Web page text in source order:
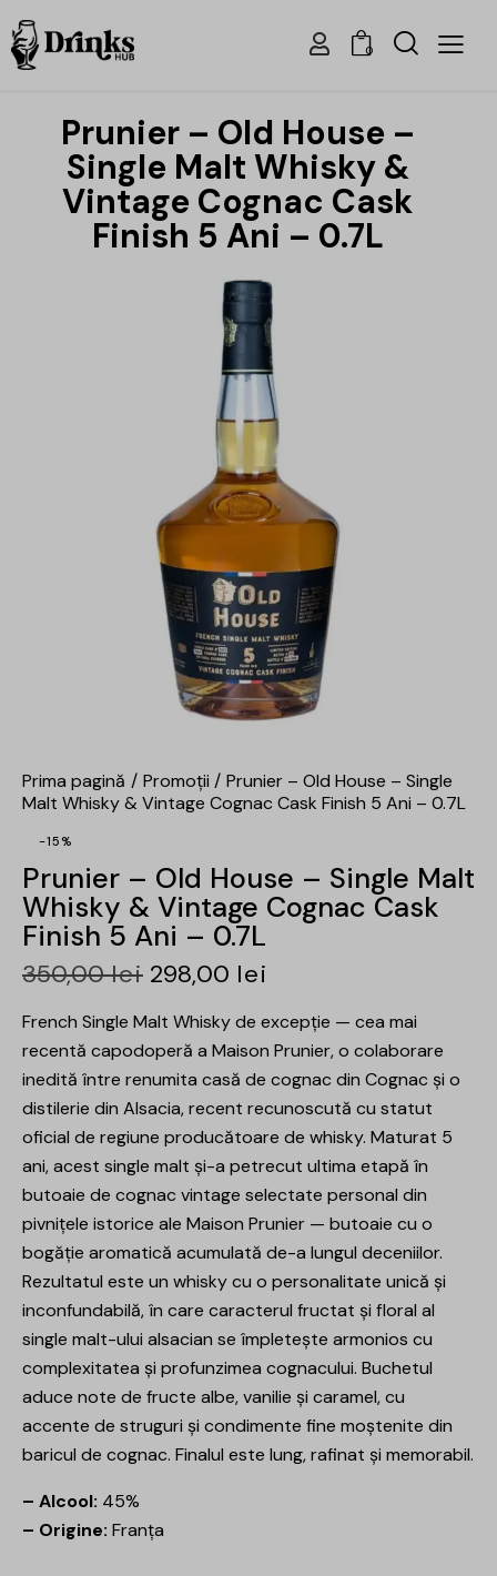
0
Prunier – Old House –
Single Malt Whisky &
Vintage Cognac Cask
Finish 5 Ani – 0.7L
Prima pagină Promoții
Prunier – Old House – Single
Malt Whisky & Vintage Cognac Cask Finish 5 Ani – 0.7L
-15%
Prunier – Old House – Single Malt
Whisky & Vintage Cognac Cask
Finish 5 Ani – 0.7L
350,00lei 298,00 lei
French Single Malt Whisky de excepție — cea mai
recentă capodoperă a Maison Prunier, o colaborare
inedită între renumita casă de cognac din Cognac și o
distilerie din Alsacia, recent recunoscută cu statut
oficial de regiune producătoare de whisky. Maturat 5
ani, acest single malt și-a petrecut ultima etapă în
butoaie de cognac vintage selectate personal din
pivnițele istorice ale Maison Prunier — butoaie cu o
bogăție aromatică acumulată de-a lungul deceniilor.
Rezultatul este un whisky cu o personalitate unică și
inconfundabilă, în care caracterul fructat și floral al
single malt-ului alsacian se împletește armonios cu
complexitatea și profunzimea cognacului. Buchetul
aduce note de fructe albe, vanilie și caramel, cu
accente de struguri și condimente fine moștenite din
baricul de cognac. Finalul este lung, rafinat și memorabil.
– Alcool: 45%
– Origine: Franța